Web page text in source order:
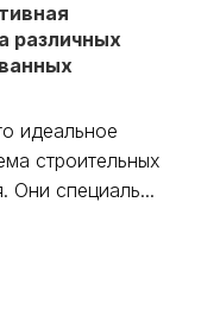
различных
идеальное
строительных
Они специаль...